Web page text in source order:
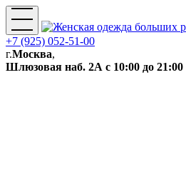
+7 (925) 052-51-00
г.Москва,
Шлюзовая наб. 2А с 10:00 до 21:00